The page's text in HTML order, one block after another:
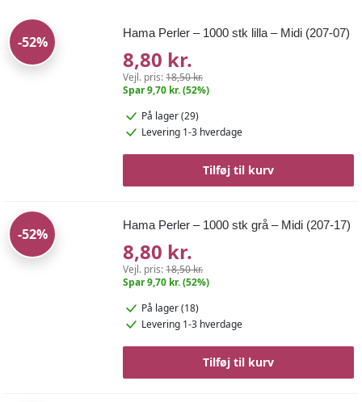
-52%
Hama Perler – 1000 stk lilla – Midi (207-07)
8,80 kr.
Vejl. pris:18,50 kr.
Spar 9,70 kr. (52%)
På lager (29)
Levering 1-3 hverdage
Tilføj til kurv
-52%
Hama Perler – 1000 stk grå – Midi (207-17)
8,80 kr.
Vejl. pris:18,50 kr.
Spar 9,70 kr. (52%)
På lager (18)
Levering 1-3 hverdage
Tilføj til kurv